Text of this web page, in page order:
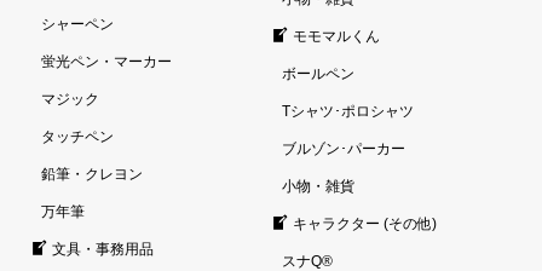
シャーペン
蛍光ペン・マーカー
マジック
タッチペン
鉛筆・クレヨン
万年筆
文具・事務用品
モモマルくん
ボールペン
Tシャツ･ポロシャツ
ブルゾン･パーカー
小物・雑貨
キャラクター (その他)
スナQ®